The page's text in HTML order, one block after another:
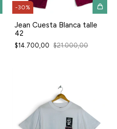
-30%
Jean Cuesta Blanca talle
42
$14.700,00 $21.000,00